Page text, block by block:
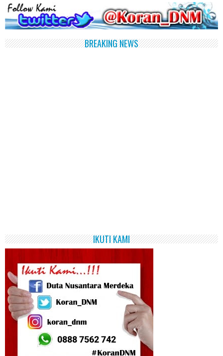
BREAKING NEWS
IKUTI KAMI